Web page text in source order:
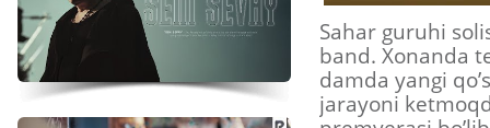
Sahar guruhi
band. Xonanda
damda yangi
jarayoni